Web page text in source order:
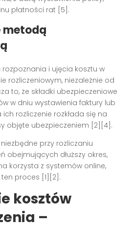
płatności rat [5].
metodą
i ujęcia kosztu w
rozliczeniowym, niezależnie od
to, że składki ubezpieczeniowe
w dniu wystawienia faktury lub
rozliczenie rozkłada się na
objęte ubezpieczeniem [2][4].
przy rozliczaniu
obejmujących dłuższy okres,
korzysta z systemów online,
proces [1][2].
kosztów
–